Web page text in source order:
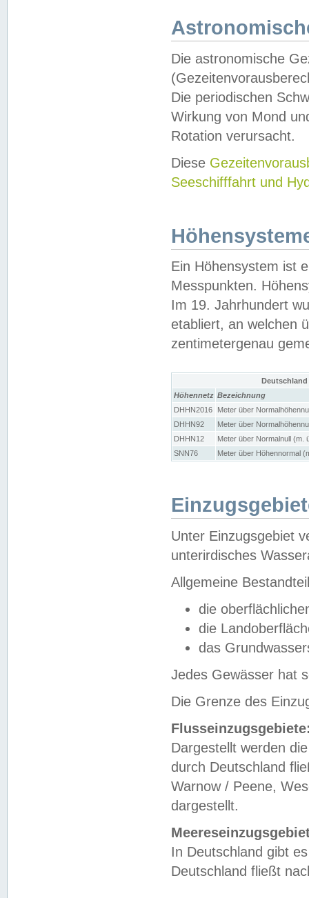
Die astronomische
Die periodischen
Wirkung von Mond
Rotation verursacht.
Diese
Seeschifffahrt und
Ein Höhensystem ist
Messpunkten.
Im 19. Jahrhundert
etabliert, an welchen
zentimetergenau
Höhennetz Bezeichnung
DHHN2016
Meter über
DHHN92
Meter über
DHHN12
Meter über Normalnull (m.
SNN76
Meter über Höhennormal
Unter Einzugsgebiet
unterirdisches
Allgemeine
die
die
das
Jedes Gewässer hat
Die Grenze des
Dargestellt werden
durch Deutschland
Warnow / Peene,
dargestellt.
In Deutschland gibt
Deutschland fließt